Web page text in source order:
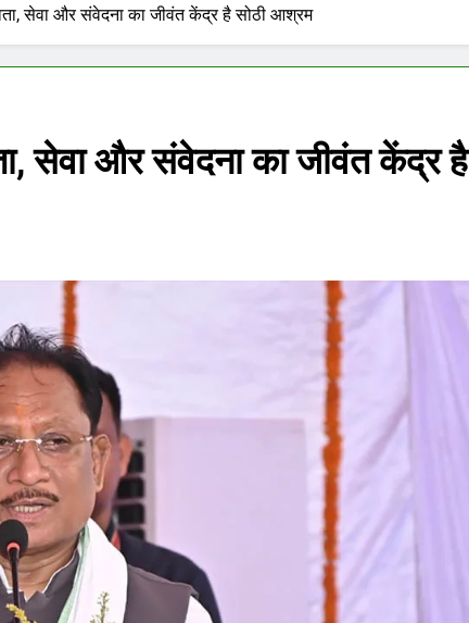
सेवा और संवेदना का जीवंत केंद्र है सोठी आश्रम
सेवा और संवेदना का जीवंत केंद्र है